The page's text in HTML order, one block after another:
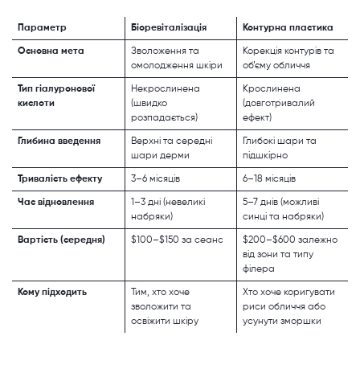
Параметр Біоревіталізація Контурна пластика
Основна мета
Зволоження та
омолодження шкіри
Корекція контурів та
об’єму обличчя
Тип гіалуронової
кислоти
Некрослинена
(швидко
розпадається)
Крослинена
(довготривалий
ефект)
Глибина введення
Верхні та середні
шари дерми
Глибокі шари та
підшкірно
Тривалість ефекту 3–6 місяців 6–18 місяців
Час відновлення
1–3 дні (невеликі
набряки)
5–7 днів (можливі
синці та набряки)
Вартість (середня) $100–$150 за сеанс
$200–$600 залежно
від зони та типу
філера
Кому підходить
Тим, хто хоче
зволожити та
освіжити шкіру
Хто хоче коригувати
риси обличчя або
усунути зморшки